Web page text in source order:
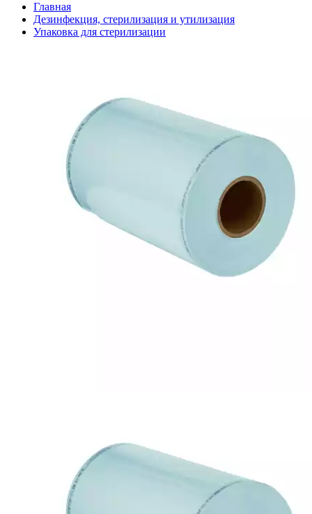
Главная
Дезинфекция, стерилизация и утилизация
Упаковка для стерилизации